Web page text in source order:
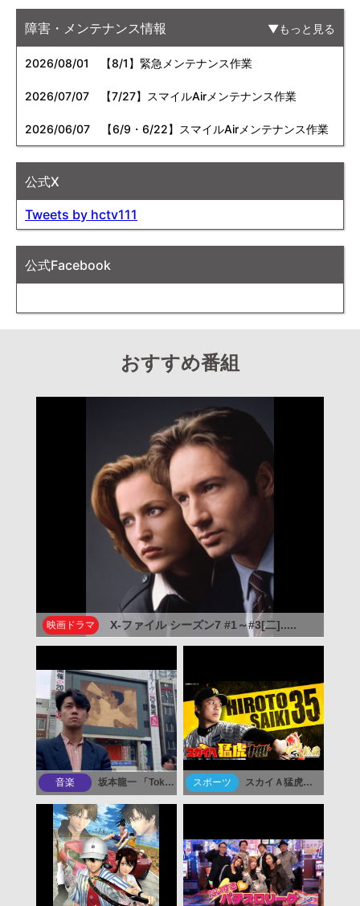
障害・メンテナンス情報 もっと見る
2026/08/01 【8/1】緊急メンテナンス作業
2026/07/07 【7/27】スマイルAirメンテナンス作業
2026/06/07 【6/9・6/22】スマイルAirメンテナンス作業
公式X
Tweets by hctv111
公式Facebook
おすすめ番組